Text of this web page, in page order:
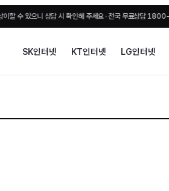
으니 상담 시 확인해 주세요•전국 무료상담 1800-9779•
SK인터넷 KT인터넷 LG인터넷